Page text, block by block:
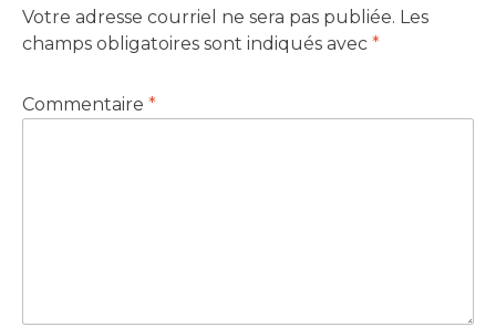
Votre adresse courriel ne sera pas publiée. Les
champs obligatoires sont indiqués avec *
Commentaire *